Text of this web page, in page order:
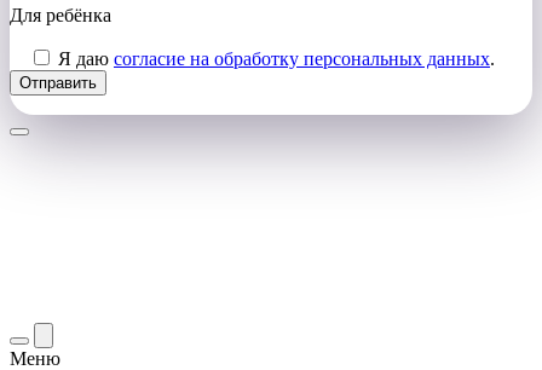
Для ребёнка
Я даю согласие на обработку персональных данных.
Меню